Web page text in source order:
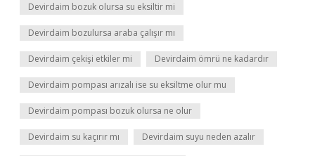
Devirdaim bozuk olursa su eksiltir mi
Devirdaim bozulursa araba çalışır mı
Devirdaim çekişi etkiler mi Devirdaim ömrü ne kadardır
Devirdaim pompası arızalı ise su eksiltme olur mu
Devirdaim pompası bozuk olursa ne olur
Devirdaim su kaçırır mı Devirdaim suyu neden azalır